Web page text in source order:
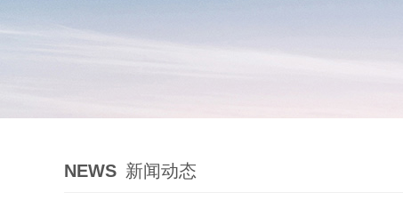
NEWS 新闻动态